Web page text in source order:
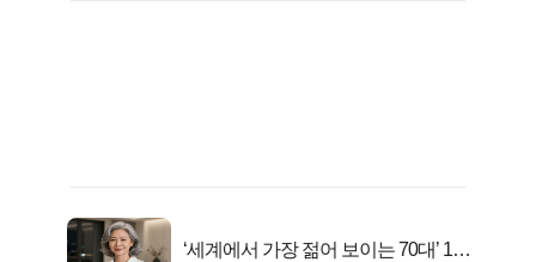
‘세계에서 가장 젊어 보이는 70대’ 1위